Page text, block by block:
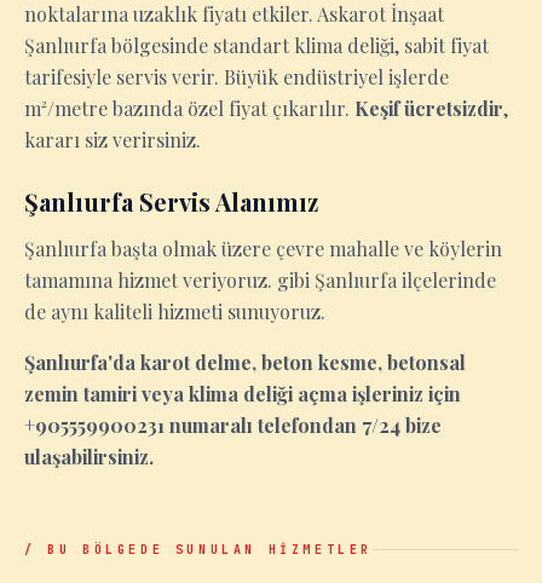
noktalarına uzaklık fiyatı etkiler. Askarot İnşaat
Şanlıurfa bölgesinde standart klima deliği, sabit fiyat
tarifesiyle servis verir. Büyük endüstriyel işlerde
m²/metre bazında özel fiyat çıkarılır. Keşif ücretsizdir,
kararı siz verirsiniz.
Şanlıurfa Servis Alanımız
Şanlıurfa başta olmak üzere çevre mahalle ve köylerin
tamamına hizmet veriyoruz. gibi Şanlıurfa ilçelerinde
de aynı kaliteli hizmeti sunuyoruz.
Şanlıurfa'da karot delme, beton kesme, betonsal
zemin tamiri veya klima deliği açma işleriniz için
+905559900231 numaralı telefondan 7/24 bize
ulaşabilirsiniz.
/ BU BÖLGEDE SUNULAN HİZMETLER